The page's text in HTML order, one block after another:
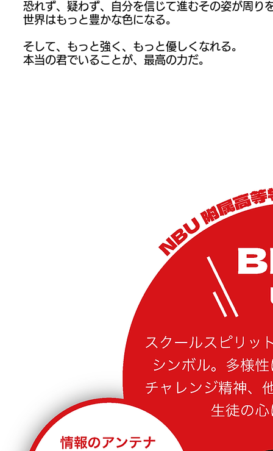
恐れず、疑わず、自分を信じて進むその姿が周り
世界はもっと豊かな色になる。
そして、もっと強く、もっと優しくなれる。
本当の君でいることが、最高の力だ。